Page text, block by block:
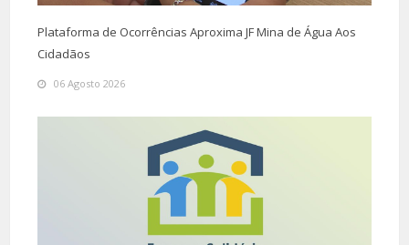
Plataforma de Ocorrências Aproxima JF Mina de Água Aos
Cidadãos
06 Agosto 2026